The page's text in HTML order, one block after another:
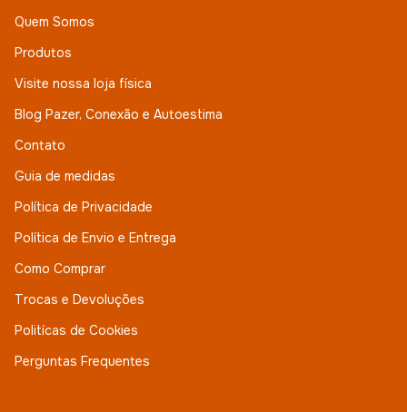
Quem Somos
Produtos
Visite nossa loja física
Blog Pazer, Conexão e Autoestima
Contato
Guia de medidas
Política de Privacidade
Política de Envio e Entrega
Como Comprar
Trocas e Devoluções
Politícas de Cookies
Perguntas Frequentes